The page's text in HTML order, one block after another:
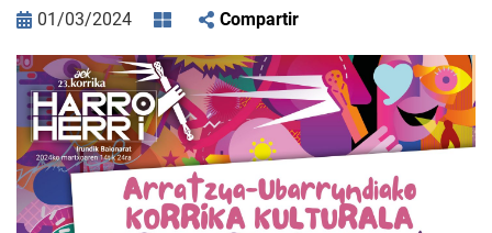
01/03/2024 Compartir